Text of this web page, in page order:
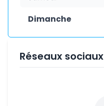
Dimanche
Réseaux sociaux